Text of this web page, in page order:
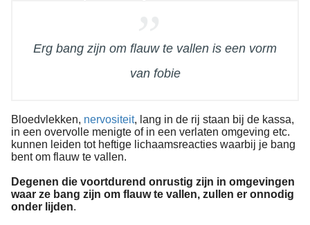
Erg bang zijn om flauw te vallen is een vorm
van fobie
Bloedvlekken, nervositeit, lang in de rij staan bij de kassa,
in een overvolle menigte of in een verlaten omgeving etc.
kunnen leiden tot heftige lichaamsreacties waarbij je bang
bent om flauw te vallen.
Degenen die voortdurend onrustig zijn in omgevingen
waar ze bang zijn om flauw te vallen, zullen er onnodig
onder lijden.